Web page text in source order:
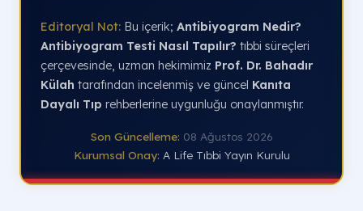
Editoryal Not: Bu içerik; Antibiyogram Nedir?
Antibiyogram Testi Nasıl Tapılır? tıbbi süreçleri
çerçevesinde, uzman hekimimiz Prof. Dr. Bahadır
Külah tarafından incelenmiş ve güncel Kanıta
Dayalı Tıp rehberlerine uygunluğu onaylanmıştır.
Son Güncelleme: 08 Ağustos 2026
Kurumsal Onay: A Life Tıbbi Yayın Kurulu